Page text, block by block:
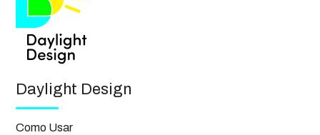
Daylight Design
Como Usar